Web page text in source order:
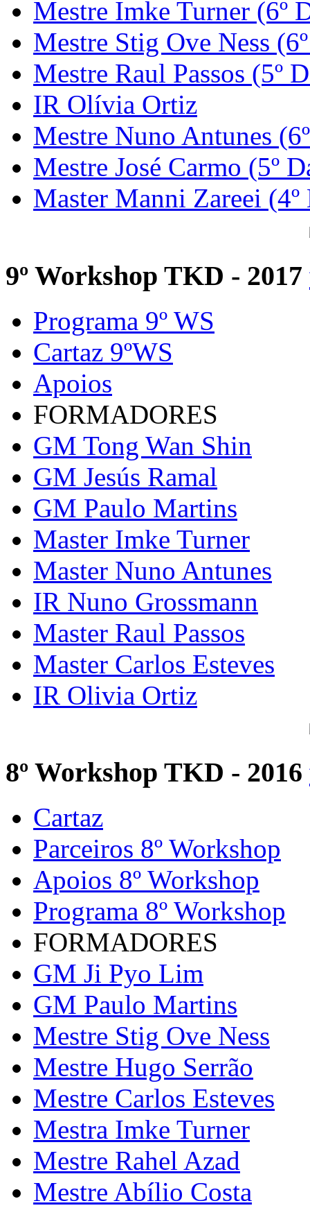
Mestre Imke Turner (6º
Mestre Stig Ove Ness
Mestre Raul Passos (5º
IR Olívia Ortiz
Mestre Nuno Antunes
Mestre José Carmo (5º
Master Manni Zareei (4º
9º Workshop TKD - 2017
Programa 9º WS
Cartaz 9ºWS
Apoios
FORMADORES
GM Tong Wan Shin
GM Jesús Ramal
GM Paulo Martins
Master Imke Turner
Master Nuno Antunes
IR Nuno Grossmann
Master Raul Passos
Master Carlos Esteves
IR Olivia Ortiz
8º Workshop TKD - 2016
Cartaz
Parceiros 8º Workshop
Apoios 8º Workshop
Programa 8º Workshop
FORMADORES
GM Ji Pyo Lim
GM Paulo Martins
Mestre Stig Ove Ness
Mestre Hugo Serrão
Mestre Carlos Esteves
Mestra Imke Turner
Mestre Rahel Azad
Mestre Abílio Costa